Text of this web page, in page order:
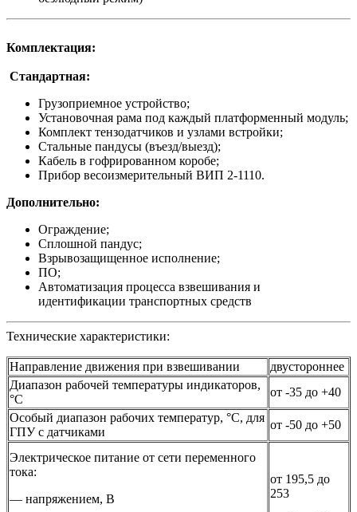
Комплектация:
Стандартная:
Грузоприемное устройство;
Установочная рама под каждый платформенный модуль;
Комплект тензодатчиков и узлами встройки;
Стальные пандусы (въезд/выезд);
Кабель в гофрированном коробе;
Прибор весоизмерительный ВИП 2-1110.
Дополнительно:
Ограждение;
Сплошной пандус;
Взрывозащищенное исполнение;
ПО;
Автоматизация процесса взвешивания и
идентификации транспортных средств
Технические характеристики:
Направление движения при взвешивании
двустороннее
Диапазон рабочей температуры индикаторов,
°С
от -35 до +40
Особый диапазон рабочих температур, °С, для
ГПУ с датчиками
от -50 до +50
Электрическое питание от сети переменного
тока:
— напряжением, В
от 195,5 до
253